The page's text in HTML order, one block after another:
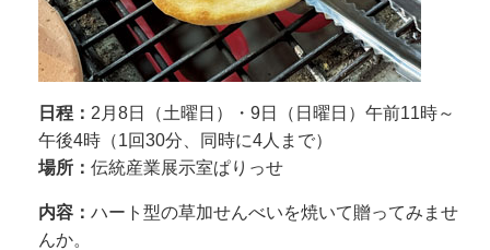
日程： 2月8日（土曜日）・9日（日曜日）午前11時～
午後4時（1回30分、同時に4人まで）
場所：伝統産業展示室ぱりっせ
内容：ハート型の草加せんべいを焼いて贈ってみませ
んか。